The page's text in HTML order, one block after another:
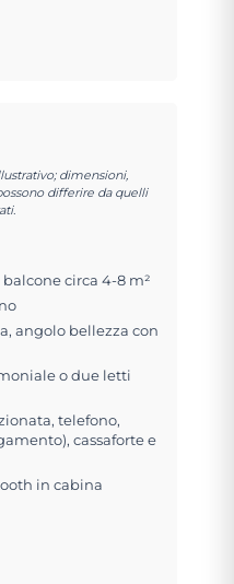
dimensioni,
differire da quelli
balcone circa 4-8 m²
angolo bellezza con
o due letti
telefono,
cassaforte e
in cabina